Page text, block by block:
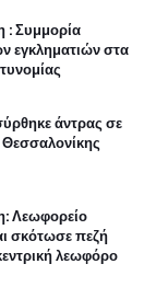
: Συμμορία
εγκληματιών στα
άντρας σε
Λεωφορείο
σκότωσε πεζή
λεωφόρο